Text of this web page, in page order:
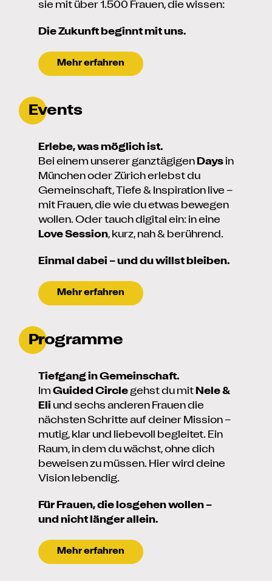
sie mit über 1.500 Frauen, die wissen:
Die Zukunft beginnt mit uns.
Mehr erfahren
Events
Erlebe, was möglich ist.
Bei einem unserer ganztägigen Days in
München oder Zürich erlebst du
Gemeinschaft, Tiefe & Inspiration live –
mit Frauen, die wie du etwas bewegen
wollen. Oder tauch digital ein: in eine
Love Session, kurz, nah & berührend.
Einmal dabei – und du willst bleiben.
Mehr erfahren
Programme
Tiefgang in Gemeinschaft.
Im Guided Circle gehst du mit Nele &
Eli und sechs anderen Frauen die
nächsten Schritte auf deiner Mission –
mutig, klar und liebevoll begleitet. Ein
Raum, in dem du wächst, ohne dich
beweisen zu müssen. Hier wird deine
Vision lebendig.
Für Frauen, die losgehen wollen –
und nicht länger allein.
Mehr erfahren